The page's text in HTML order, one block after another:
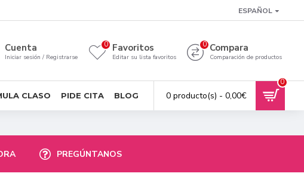
ESPAÑOL
Cuenta
Iniciar sesión / Registrarse
Favoritos
Editar su lista favoritos
0 Compara
Comparación de productos
0
CLASO PIDE CITA BLOG 0 producto(s) - 0,00€
0
PREGÚNTANOS